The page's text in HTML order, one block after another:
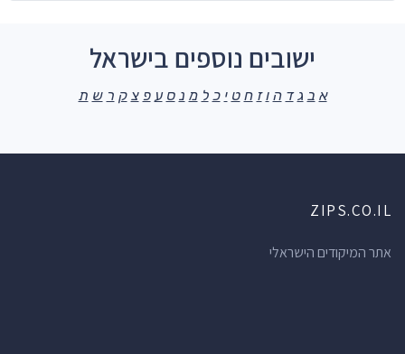
ישובים נוספים בישראל
א ב ג ד ה ו ז ח ט י כ ל מ נ ס ע פ צ ק ר ש ת
ZIPS.CO.IL
אתר המיקודים הישראלי